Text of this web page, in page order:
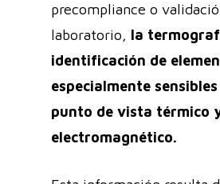
precompliance o
laboratorio, la
identificación de
especialmente
punto de vista térmico
electromagnético.